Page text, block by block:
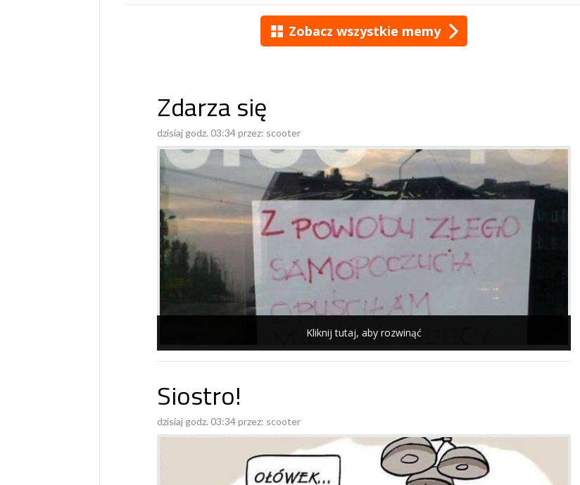
Zobacz wszystkie memy
Zdarza się
dzisiaj godz. 03:34 przez: scooter
Kliknij tutaj, aby rozwinąć
Siostro!
dzisiaj godz. 03:34 przez: scooter